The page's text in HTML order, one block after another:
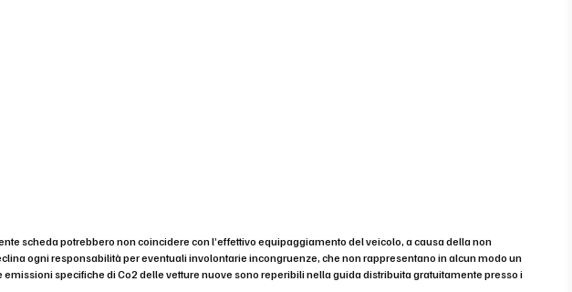
scheda potrebbero non coincidere con l’effettivo equipaggiamento del veicolo, a causa della non
ogni responsabilità per eventuali involontarie incongruenze, che non rappresentano in alcun modo un
specifiche di Co2 delle vetture nuove sono reperibili nella guida distribuita gratuitamente presso i